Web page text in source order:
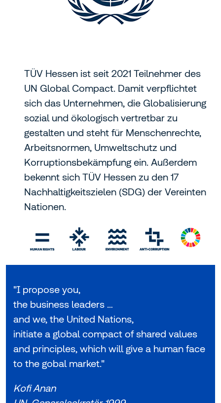
TÜV Hessen ist seit 2021 Teilnehmer des
UN Global Compact. Damit verpflichtet
sich das Unternehmen, die Globali­sierung
sozial und ökologisch vertretbar zu
gestalten und steht für Menschen­rechte,
Arbeitsnormen, Umweltschutz und
Korruptions­bekämpfung ein. Außerdem
bekennt sich TÜV Hessen zu den 17
Nachhaltigkeitszielen (SDG) der Vereinten
Nationen.
"I propose you,
the business leaders …
and we, the United Nations,
initiate a global compact of shared values
and principles, which will give a human face
to the gobal market."
Kofi Anan